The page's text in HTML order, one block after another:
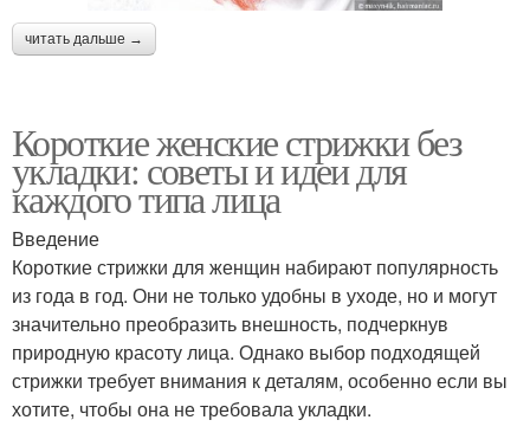
читать дальше →
Короткие женские стрижки без
укладки: советы и идеи для
каждого типа лица
Введение
Короткие стрижки для женщин набирают популярность
из года в год. Они не только удобны в уходе, но и могут
значительно преобразить внешность, подчеркнув
природную красоту лица. Однако выбор подходящей
стрижки требует внимания к деталям, особенно если вы
хотите, чтобы она не требовала укладки.